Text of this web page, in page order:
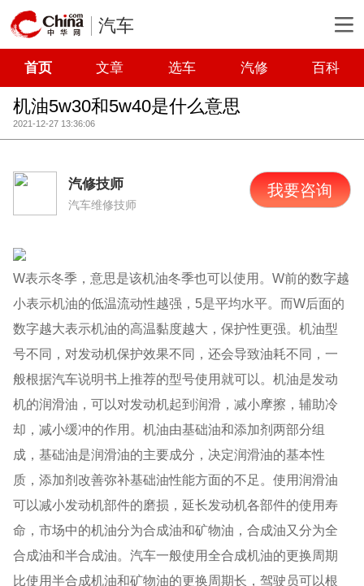
汽车
首页 文章 选车 汽修 百科
机油5w30和5w40是什么意思
2021-12-27 13:36:06
汽修技师
汽车维修技师
我要咨询
W表示冬季，意思是该机油冬季也可以使用。W前的数字越
小表示机油的低温流动性越强，5是平均水平。而W后面的
数字越大表示机油的高温黏度越大，保护性更强。机油型
号不同，对发动机保护效果不同，还会导致油耗不同，一
般根据汽车说明书上推荐的型号使用就可以。机油是发动
机的润滑油，可以对发动机起到润滑，减小摩擦，辅助冷
却，减小缓冲的作用。机油由基础油和添加剂两部分组
成，基础油是润滑油的主要成分，决定润滑油的基本性
质，添加剂改善弥补基础油性能方面的不足。使用润滑油
可以减小发动机部件的磨损，延长发动机各部件的使用寿
命，市场中的机油分为合成油和矿物油，合成油又分为全
合成油和半合成油。汽车一般使用全合成机油的更换周期
比使用半合成机油和矿物油的更换周期长，驾驶员可以根